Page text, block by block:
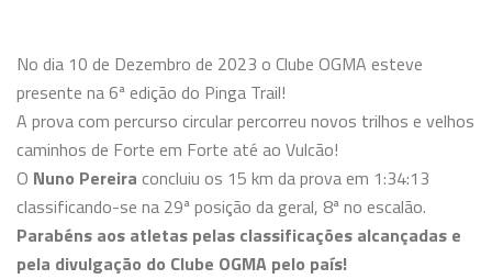
No dia 10 de Dezembro de 2023 o Clube OGMA esteve
presente na 6ª edição do Pinga Trail!
A prova com percurso circular percorreu novos trilhos e velhos
caminhos de Forte em Forte até ao Vulcão!
O Nuno Pereira concluiu os 15 km da prova em 1:34:13
classificando-se na 29ª posição da geral, 8ª no escalão.
Parabéns aos atletas pelas classificações alcançadas e
pela divulgação do Clube OGMA pelo país!